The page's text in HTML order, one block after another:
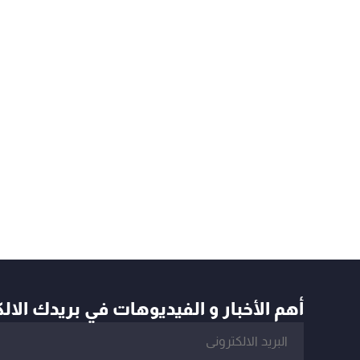
أهم الأخبار و الفيديوهات في بريدك